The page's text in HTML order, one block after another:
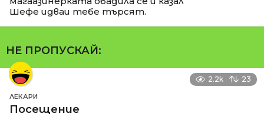
Шефе идваи тебе търсят.
НЕ ПРОПУСКАЙ:
2.2k 23
ЛЕКАРИ
Посещение